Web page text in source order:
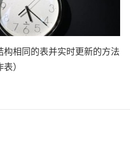
构相同的表并实时更新的方法
）